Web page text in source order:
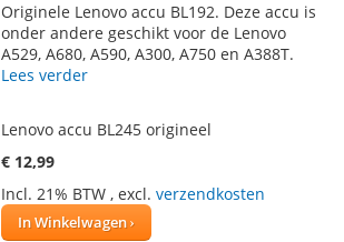
AAN
VERLANGLIJST
TE
VERGELIJKEN
Originele Lenovo accu BL192. Deze accu is
onder andere geschikt voor de Lenovo
A529, A680, A590, A300, A750 en A388T.
Lees verder
Lenovo accu BL245 origineel
€ 12,99
Incl. 21% BTW , excl. verzendkosten
In Winkelwagen